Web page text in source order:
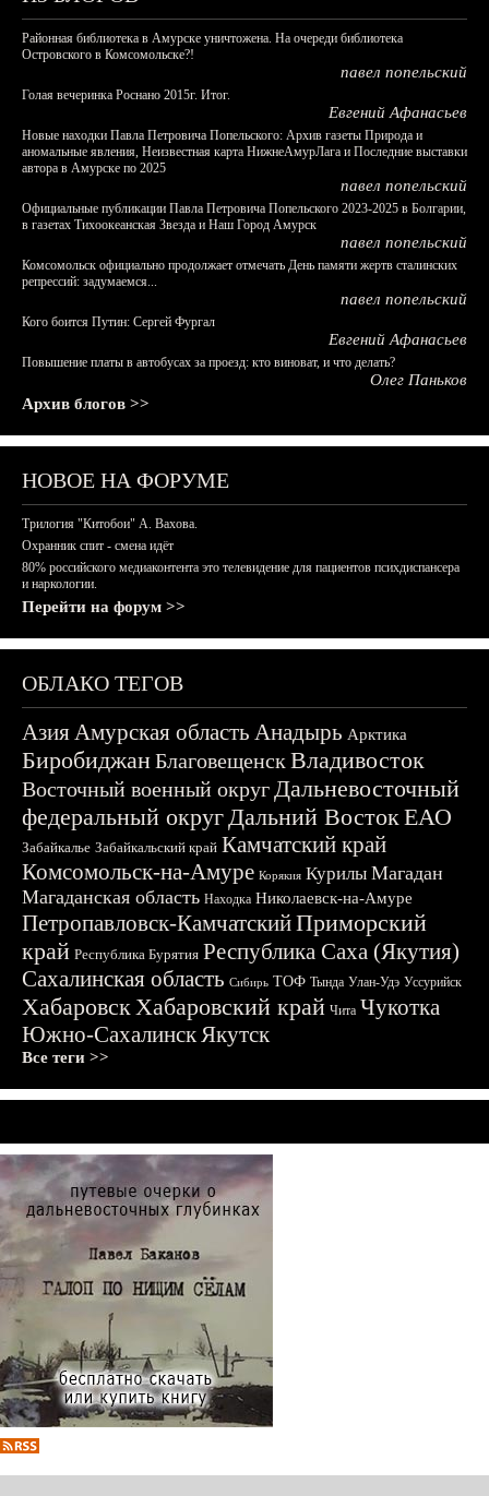
Районная библиотека в Амурске уничтожена. На очереди библиотека
Островского в Комсомольске?!
павел попельский
Голая вечеринка Роснано 2015г. Итог.
Евгений Афанасьев
Новые находки Павла Петровича Попельского: Архив газеты Природа и
аномальные явления, Неизвестная карта НижнеАмурЛага и Последние выставки
автора в Амурске по 2025
павел попельский
Официальные публикации Павла Петровича Попельского 2023-2025 в Болгарии,
в газетах Тихоокеанская Звезда и Наш Город Амурск
павел попельский
Комсомольск официально продолжает отмечать День памяти жертв сталинских
репрессий: задумаемся...
павел попельский
Кого боится Путин: Сергей Фургал
Евгений Афанасьев
Повышение платы в автобусах за проезд: кто виноват, и что делать?
Олег Паньков
Архив блогов >>
НОВОЕ НА ФОРУМЕ
Трилогия "Китобои" А. Вахова.
Охранник спит - смена идёт
80% российского медиаконтента это телевидение для пациентов психдиспансера
и наркологии.
Перейти на форум >>
ОБЛАКО ТЕГОВ
АзияАмурская область Анадырь Арктика
БиробиджанБлаговещенскВладивосток
Восточный военный округДальневосточный
федеральный округДальний ВостокЕАО
Забайкалье Забайкальский край Камчатский край
Комсомольск-на-Амуре Корякия Курилы Магадан
Магаданская область Находка Николаевск-на-Амуре
Петропавловск-КамчатскийПриморский
край Республика Бурятия Республика Саха (Якутия)
Сахалинская область Сибирь ТОФ Тында Улан-Удэ Уссурийск
ХабаровскХабаровский край Чита Чукотка
Южно-СахалинскЯкутск
Все теги >>